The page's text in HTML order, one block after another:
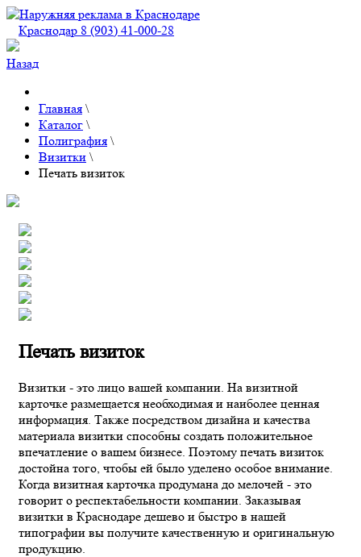
Краснодар 8 (903) 41-000-28
Назад
Главная \
Каталог \
Полиграфия \
Визитки \
Печать визиток
Печать визиток
Визитки - это лицо вашей компании. На визитной
карточке размещается необходимая и наиболее ценная
информация. Также посредством дизайна и качества
материала визитки способны создать положительное
впечатление о вашем бизнесе. Поэтому печать визиток
достойна того, чтобы ей было уделено особое внимание.
Когда визитная карточка продумана до мелочей - это
говорит о респектабельности компании. Заказывая
визитки в Краснодаре дешево и быстро в нашей
типографии вы получите качественную и оригинальную
продукцию.